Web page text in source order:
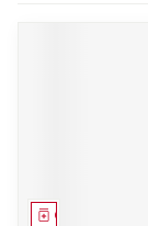
Geneesmiddel